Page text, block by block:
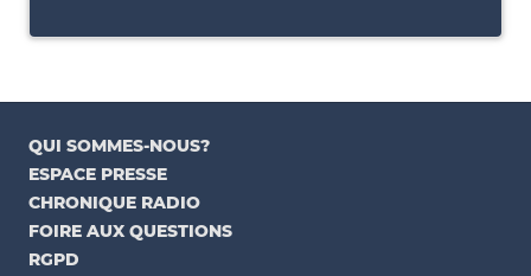
QUI SOMMES-NOUS?
ESPACE PRESSE
CHRONIQUE RADIO
FOIRE AUX QUESTIONS
RGPD